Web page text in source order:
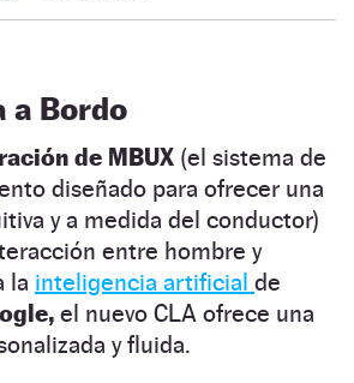
a Bordo
de MBUX (el sistema de
diseñado para ofrecer una
y a medida del conductor)
entre hombre y
la inteligencia artificial de
el nuevo CLA ofrece una
y fluida.